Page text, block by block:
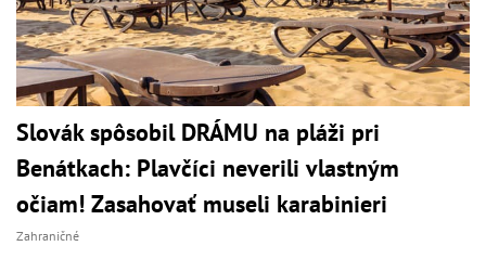
Slovák spôsobil DRÁMU na pláži pri
Benátkach: Plavčíci neverili vlastným
očiam! Zasahovať museli karabinieri
Zahraničné